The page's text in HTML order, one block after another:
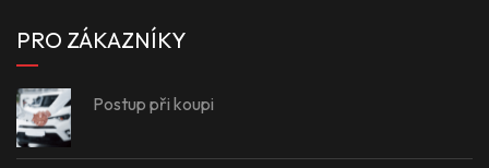
PRO ZÁKAZNÍKY
Postup při koupi